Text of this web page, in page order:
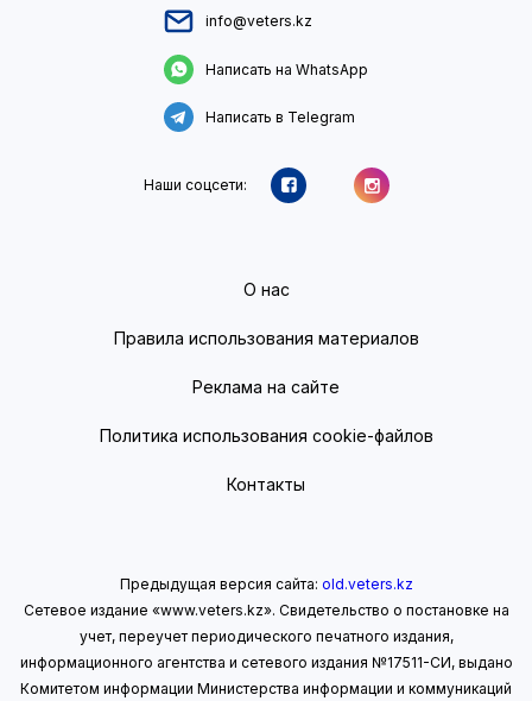
info@veters.kz
Написать на WhatsApp
Написать в Telegram
Наши соцсети:
О нас
Правила использования материалов
Реклама на сайте
Политика использования cookie-файлов
Контакты
Предыдущая версия сайта: old.veters.kz
Сетевое издание «www.veters.kz». Свидетельство о постановке на
учет, переучет периодического печатного издания,
информационного агентства и сетевого издания №17511-СИ, выдано
Комитетом информации Министерства информации и коммуникаций